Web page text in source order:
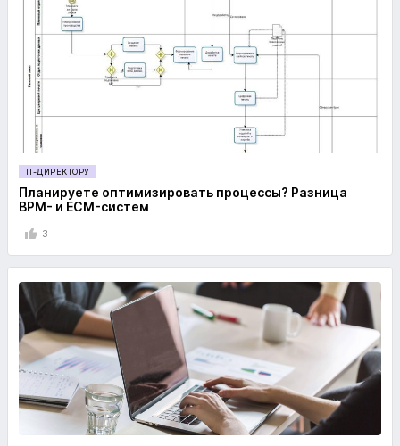
IT-ДИРЕКТОРУ
Планируете оптимизировать процессы? Разница
BPM- и ECM-систем
3